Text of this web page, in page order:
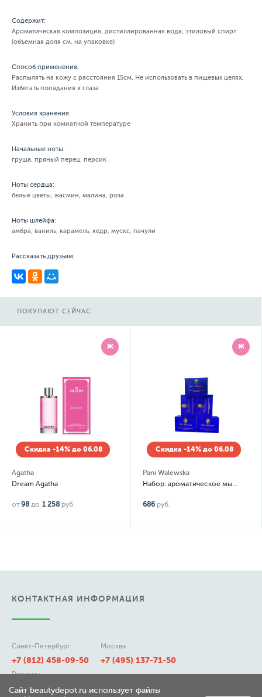
Содержит:
Ароматическая композиция, дистиллированная вода, этиловый спирт
(объемная доля см. на упаковке)
Способ применения:
Распылять на кожу с расстояния 15см. Не использовать в пищевых целях.
Избегать попадания в глаза
Условия хранения:
Хранить при комнатной температуре
Начальные ноты:
груша, пряный перец, персик
Ноты сердца:
белые цветы, жасмин, малина, роза
Ноты шлейфа:
амбра, ваниль, карамель, кедр, мускс, пачули
Рассказать друзьям:
ПОКУПАЮТ СЕЙЧАС
Ж
Скидка -14% до 06.08
Agatha
Dream Agatha
от98 до 1 258 руб.
Ж
Скидка -14% до 06.08
Pani Walewska
Набор: ароматическое мыло Classic 5 шт по 100гр
686 руб.
КОНТАКТНАЯ ИНФОРМАЦИЯ
Санкт-Петербург
+7 (812) 458-09-50
Москва
+7 (495) 137-71-50
Регионы
8 (800) 511-21-50
Сайт beautydepot.ru использует файлы